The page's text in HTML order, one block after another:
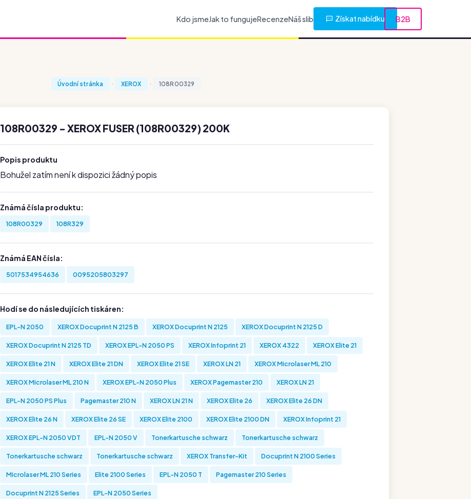
Kdo jsmeJak to fungujeRecenzeNáš slib Získat nabídku B2B
Úvodní stránka XEROX 108R00329
108R00329 - XEROX FUSER (108R00329) 200K
Popis produktu
Bohužel zatím není k dispozici žádný popis
Známá čísla produktu:
108R00329 108R329
Známá EAN čísla:
5017534954636 0095205803297
Hodí se do následujících tiskáren:
EPL-N 2050 XEROX Docuprint N 2125 B XEROX Docuprint N 2125 XEROX Docuprint N 2125 D
XEROX Docuprint N 2125 TD XEROX EPL-N 2050 PS XEROX Infoprint 21 XEROX 4322 XEROX Elite 21
XEROX Elite 21 N XEROX Elite 21 DN XEROX Elite 21 SE XEROX LN 21 XEROX Microlaser ML 210
XEROX Microlaser ML 210 N XEROX EPL-N 2050 Plus XEROX Pagemaster 210 XEROX LN 21
EPL-N 2050 PS Plus Pagemaster 210 N XEROX LN 21 N XEROX Elite 26 XEROX Elite 26 DN
XEROX Elite 26 N XEROX Elite 26 SE XEROX Elite 2100 XEROX Elite 2100 DN XEROX Infoprint 21
XEROX EPL-N 2050 VDT EPL-N 2050 V Tonerkartusche schwarz Tonerkartusche schwarz
Tonerkartusche schwarz Tonerkartusche schwarz XEROX Transfer-Kit Docuprint N 2100 Series
Microlaser ML 210 Series Elite 2100 Series EPL-N 2050 T Pagemaster 210 Series
Docuprint N 2125 Series EPL-N 2050 Series